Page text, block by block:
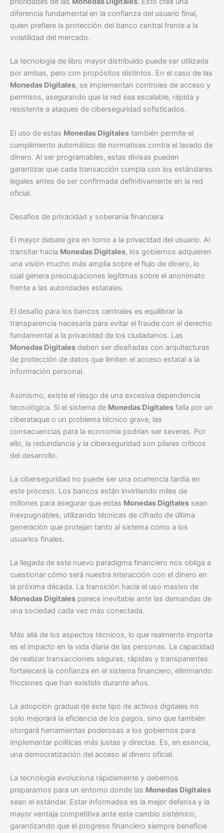
diferencia fundamental en la confianza del usuario final,
quien prefiere la protección del banco central frente a la
volatilidad del mercado.
La tecnología de libro mayor distribuido puede ser utilizada
por ambas, pero con propósitos distintos. En el caso de las
Monedas Digitales, se implementan controles de acceso y
permisos, asegurando que la red sea escalable, rápida y
resistente a ataques de ciberseguridad sofisticados.
El uso de estas Monedas Digitales también permite el
cumplimiento automático de normativas contra el lavado de
dinero. Al ser programables, estas divisas pueden
garantizar que cada transacción cumpla con los estándares
legales antes de ser confirmada definitivamente en la red
oficial.
Desafíos de privacidad y soberanía financiera
El mayor debate gira en torno a la privacidad del usuario. Al
transitar hacia Monedas Digitales, los gobiernos adquieren
una visión mucho más amplia sobre el flujo de dinero, lo
cual genera preocupaciones legítimas sobre el anonimato
frente a las autoridades estatales.
El desafío para los bancos centrales es equilibrar la
transparencia necesaria para evitar el fraude con el derecho
fundamental a la privacidad de los ciudadanos. Las
Monedas Digitales deben ser diseñadas con arquitecturas
de protección de datos que limiten el acceso estatal a la
información personal.
Asimismo, existe el riesgo de una excesiva dependencia
tecnológica. Si el sistema de Monedas Digitales falla por un
ciberataque o un problema técnico grave, las
consecuencias para la economía podrían ser severas. Por
ello, la redundancia y la ciberseguridad son pilares críticos
del desarrollo.
La ciberseguridad no puede ser una ocurrencia tardía en
este proceso. Los bancos están invirtiendo miles de
millones para asegurar que estas Monedas Digitales sean
inexpugnables, utilizando técnicas de cifrado de última
generación que protejan tanto al sistema como a los
usuarios finales.
La llegada de este nuevo paradigma financiero nos obliga a
cuestionar cómo será nuestra interacción con el dinero en
la próxima década. La transición hacia el uso masivo de
Monedas Digitales parece inevitable ante las demandas de
una sociedad cada vez más conectada.
Más allá de los aspectos técnicos, lo que realmente importa
es el impacto en la vida diaria de las personas. La capacidad
de realizar transacciones seguras, rápidas y transparentes
fortalecerá la confianza en el sistema financiero, eliminando
fricciones que han existido durante años.
La adopción gradual de este tipo de activos digitales no
solo mejorará la eficiencia de los pagos, sino que también
otorgará herramientas poderosas a los gobiernos para
implementar políticas más justas y directas. Es, en esencia,
una democratización del acceso al dinero oficial.
La tecnología evoluciona rápidamente y debemos
prepararnos para un entorno donde las Monedas Digitales
sean el estándar. Estar informados es la mejor defensa y la
mayor ventaja competitiva ante este cambio sistémico,
garantizando que el progreso financiero siempre beneficie